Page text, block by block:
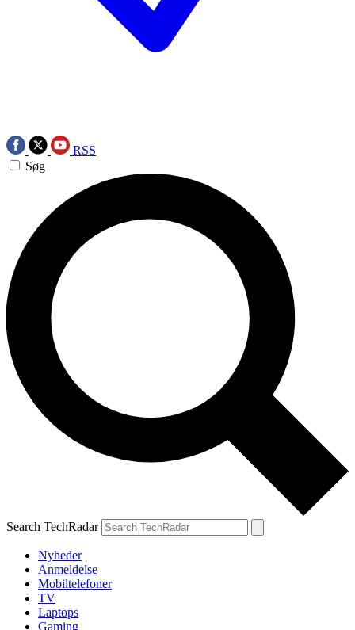
RSS
Søg
Search TechRadar
Nyheder
Anmeldelse
Mobiltelefoner
TV
Laptops
Gaming